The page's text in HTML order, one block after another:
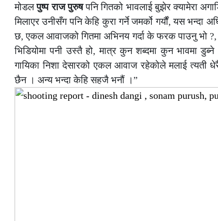
मोडलपुष्प राज पुरुषपनि गितको भावलाई बुझेर क्यामेरा
मिलाएर उनीसँग पनि केहि कुरा गर्ने जमर्को गर्यौं, यस भन्दा
छ, एकल आवाजको गितमा अभिनय गर्दा के फरक पाउनु भो
भिडियोमा पनी उस्तै हो, मात्र कुन शब्दमा कुन भावमा
गायिका निशा देसारको एकल आवाज रहेकोले मलाई त्यती
छैन । अन्य भन्दा केहि सहजै भनौं ।”